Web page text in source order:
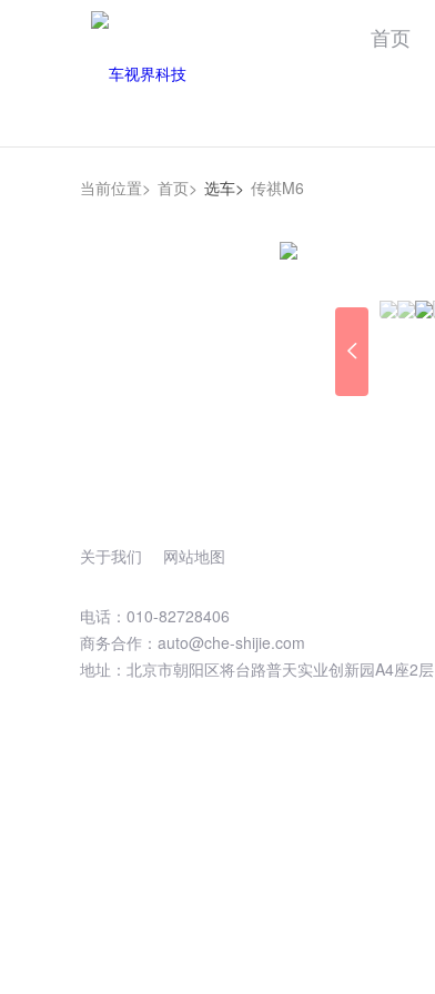
首页
当前位置> 首页> 选车> 传祺M6
关于我们 网站地图
电话：010-82728406
商务合作：auto@che-shijie.com
地址：北京市朝阳区将台路普天实业创新园A4座2层